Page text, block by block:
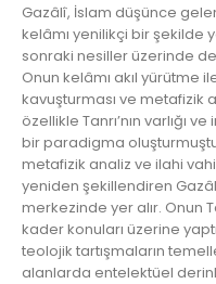
Gazâlî, İslam düşünce
kelâmı yenilikçi bir şekilde
sonraki nesiller üzerinde
Onun kelâmı akıl yürütme
kavuşturması ve metafizik
özellikle Tanrı’nın varlığı
bir paradigma
metafizik analiz ve ilahi
yeniden şekillendiren
merkezinde yer alır. Onun
kader konuları üzerine
teolojik tartışmaların
alanlarda entelektüel